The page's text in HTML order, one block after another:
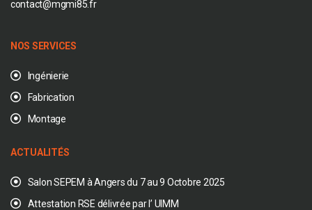
contact@mgmi85.fr
NOS SERVICES
Ingénierie
Fabrication
Montage
ACTUALITÉS
Salon SEPEM à Angers du 7 au 9 Octobre 2025
Attestation RSE délivrée par l’ UIMM